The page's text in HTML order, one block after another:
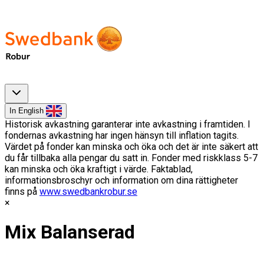
In English
Historisk avkastning garanterar inte avkastning i framtiden. I
fondernas avkastning har ingen hänsyn till inflation tagits.
Värdet på fonder kan minska och öka och det är inte säkert att
du får tillbaka alla pengar du satt in. Fonder med riskklass 5-7
kan minska och öka kraftigt i värde. Faktablad,
informationsbroschyr och information om dina rättigheter
finns på www.swedbankrobur.se
Mix Balanserad